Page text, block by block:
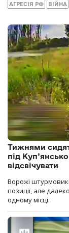
АГРЕСІЯ РФ ВІЙНА
Тижнями
під
відсвічувати
Ворожі
позиції, але
одному місці.